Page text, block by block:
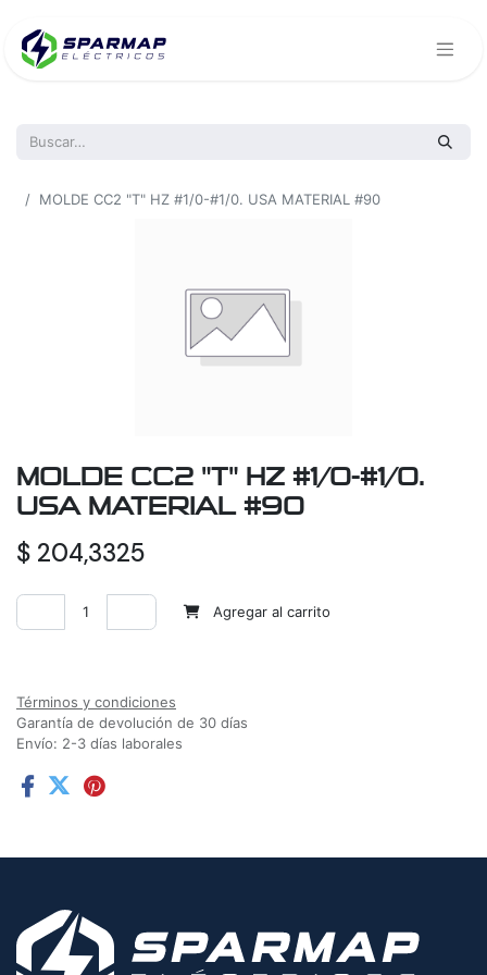
MOLDE CC2 "T" HZ #1/0-#1/0. USA MATERIAL #90
MOLDE CC2 "T" HZ #1/0-#1/0.
USA MATERIAL #90
$ 204,3325
Agregar al carrito
Términos y condiciones
Garantía de devolución de 30 días
Envío: 2-3 días laborales